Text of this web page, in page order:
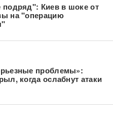
подряд": Киев в шоке от
на "операцию
проблемы»:
когда ослабнут атаки